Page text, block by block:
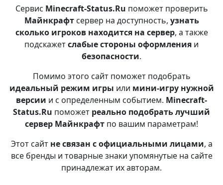
Сервис Minecraft-Status.Ru поможет проверить
Майнкрафтсервер на доступность, узнать
сколько игроков находится на сервер, а также
подскажетслабые стороны оформления и
безопасности.
Помимо этого сайт поможет подобрать
идеальный режим игры или мини-игру нужной
версии и с определенным событием. Minecraft-
Status.Ru поможет реально подобрать лучший
сервер Майнкрафт по вашим параметрам!
Этот сайт не связан с официальными лицами, а
все бренды и товарные знаки упомянутые на сайте
принадлежат их авторам.